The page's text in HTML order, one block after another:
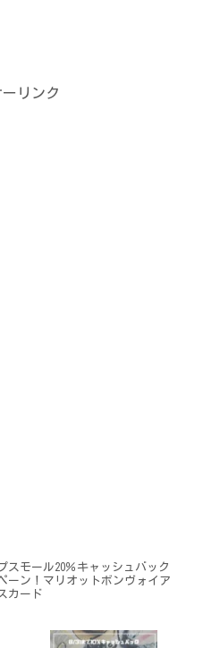
リンク
スモール20％キャッシュバック
ーン！マリオットボンヴォイア
カード